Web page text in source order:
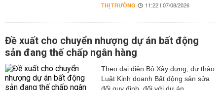
THỊ TRƯỜNG 11:22 | 07/08/2026
Đề xuất cho chuyển nhượng dự án bất động
sản đang thế chấp ngân hàng
Theo đại diện Bộ Xây dựng, dự thảo
Luật Kinh doanh Bất động sản sửa